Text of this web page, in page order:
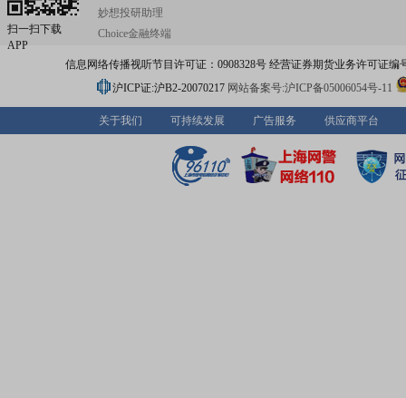
扫一扫下载
APP
妙想投研助理
Choice金融终端
信息网络传播视听节目许可证：0908328号 经营证券期货业务许可证编
沪ICP证:沪B2-20070217 网站备案号:沪ICP备05006054号-11
关于我们 可持续发展 广告服务 供应商平台